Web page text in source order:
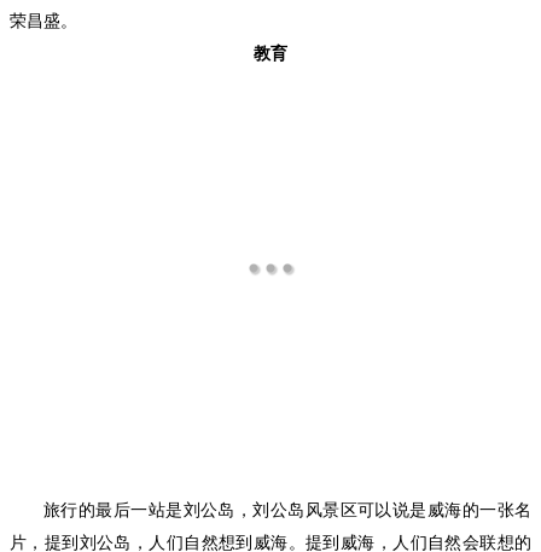
荣昌盛。
教育
旅行的最后一站是刘公岛，刘公岛风景区可以说是威海的一张名
片，提到刘公岛，人们自然想到威海。提到威海，人们自然会联想的